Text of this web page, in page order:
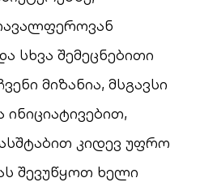
სხვა შემეცნებითი
მიზანია, მსგავსი
კიდევ უფრო
შევუწყოთ ხელი